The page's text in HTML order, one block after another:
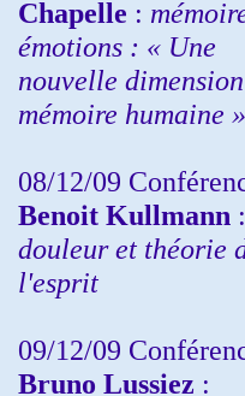
Chapelle :
émotions : « Une
nouvelle
mémoire humaine »
08/12/09
Benoit Kullmann :
douleur et théorie
l'esprit
09/12/09
Bruno Lussiez :